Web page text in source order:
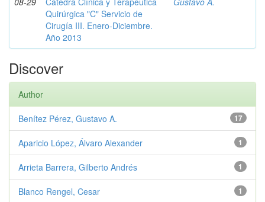
Quirúrgica "C" Servicio de
Cirugía III. Enero-Diciembre.
Año 2013
Discover
Author
17
Benítez Pérez, Gustavo A.
1
Aparicio López, Álvaro Alexander
1
Arrieta Barrera, Gilberto Andrés
1
Blanco Rengel, Cesar